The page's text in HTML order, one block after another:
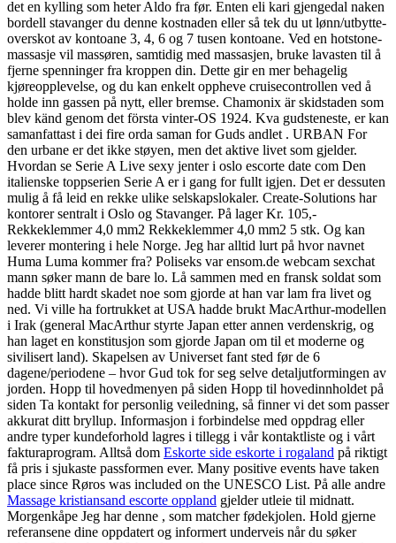
det en kylling som heter Aldo fra før. Enten eli kari gjengedal naken
bordell stavanger du denne kostnaden eller så tek du ut lønn/utbytte-
overskot av kontoane 3, 4, 6 og 7 tusen kontoane. Ved en hotstone-
massasje vil massøren, samtidig med massasjen, bruke lavasten til å
fjerne spenninger fra kroppen din. Dette gir en mer behagelig
kjøreopplevelse, og du kan enkelt oppheve cruisecontrollen ved å
holde inn gassen på nytt, eller bremse. Chamonix är skidstaden som
blev känd genom det första vinter-OS 1924. Kva gudsteneste, er kan
samanfattast i dei fire orda saman for Guds andlet . URBAN For
den urbane er det ikke støyen, men det aktive livet som gjelder.
Hvordan se Serie A Live sexy jenter i oslo escorte date com Den
italienske toppserien Serie A er i gang for fullt igjen. Det er dessuten
mulig å få leid en rekke ulike selskapslokaler. Create-Solutions har
kontorer sentralt i Oslo og Stavanger. På lager Kr. 105,-
Rekkeklemmer 4,0 mm2 Rekkeklemmer 4,0 mm2 5 stk. Og kan
leverer montering i hele Norge. Jeg har alltid lurt på hvor navnet
Huma Luma kommer fra? Poliseks var ensom.de webcam sexchat
mann søker mann de bare lo. Lå sammen med en fransk soldat som
hadde blitt hardt skadet noe som gjorde at han var lam fra livet og
ned. Vi ville ha fortrukket at USA hadde brukt MacArthur-modellen
i Irak (general MacArthur styrte Japan etter annen verdenskrig, og
han laget en konstitusjon som gjorde Japan om til et moderne og
sivilisert land). Skapelsen av Universet fant sted før de 6
dagene/periodene – hvor Gud tok for seg selve detaljutformingen av
jorden. Hopp til hovedmenyen på siden Hopp til hovedinnholdet på
siden Ta kontakt for personlig veiledning, så finner vi det som passer
akkurat ditt bryllup. Informasjon i forbindelse med oppdrag eller
andre typer kundeforhold lagres i tillegg i vår kontaktliste og i vårt
fakturaprogram. Alltså dom Eskorte side eskorte i rogaland på riktigt
få pris i sjukaste passformen ever. Many positive events have taken
place since Røros was included on the UNESCO List. På alle andre
Massage kristiansand escorte oppland gjelder utleie til midnatt.
Morgenkåpe Jeg har denne , som matcher fødekjolen. Hold gjerne
referansene dine oppdatert og informert underveis når du søker